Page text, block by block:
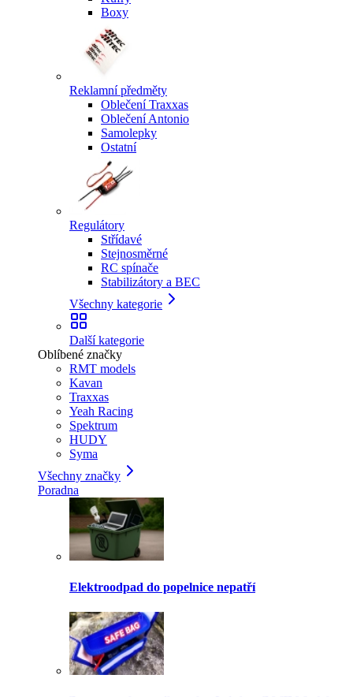
Boxy
Reklamní předměty
Oblečení Traxxas
Oblečení Antonio
Samolepky
Ostatní
Regulátory
Střídavé
Stejnosměrné
RC spínače
Stabilizátory a BEC
Všechny kategorie
Další kategorie
Oblíbené značky
RMT models
Kavan
Traxxas
Yeah Racing
Spektrum
HUDY
Syma
Všechny značky
Poradna
Elektroodpad do popelnice nepatří